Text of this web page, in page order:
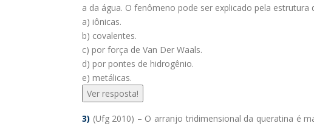
a da água. O fenômeno pode ser explicado pela
a) iônicas.
b) covalentes.
c) por força de Van Der Waals.
d) por pontes de hidrogênio.
e) metálicas.
Ver resposta!
3) (Ufg 2010) – O arranjo tridimensional da queratina é